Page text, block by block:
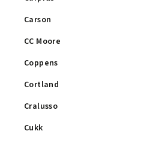
Carson
CC Moore
Coppens
Cortland
Cralusso
Cukk